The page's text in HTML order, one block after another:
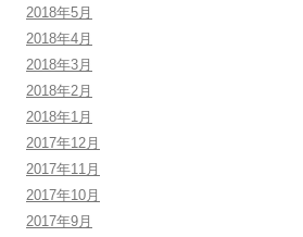
2018年5月
2018年4月
2018年3月
2018年2月
2018年1月
2017年12月
2017年11月
2017年10月
2017年9月